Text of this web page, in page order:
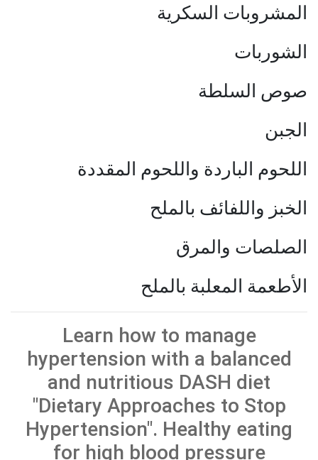
المشروبات السكرية
الشوربات
صوص السلطة
الجبن
اللحوم الباردة واللحوم المقددة
الخبز واللفائف بالملح
الصلصات والمرق
الأطعمة المعلبة بالملح
Learn how to manage
hypertension with a balanced
and nutritious DASH diet
"Dietary Approaches to Stop
Hypertension". Healthy eating
for high blood pressure